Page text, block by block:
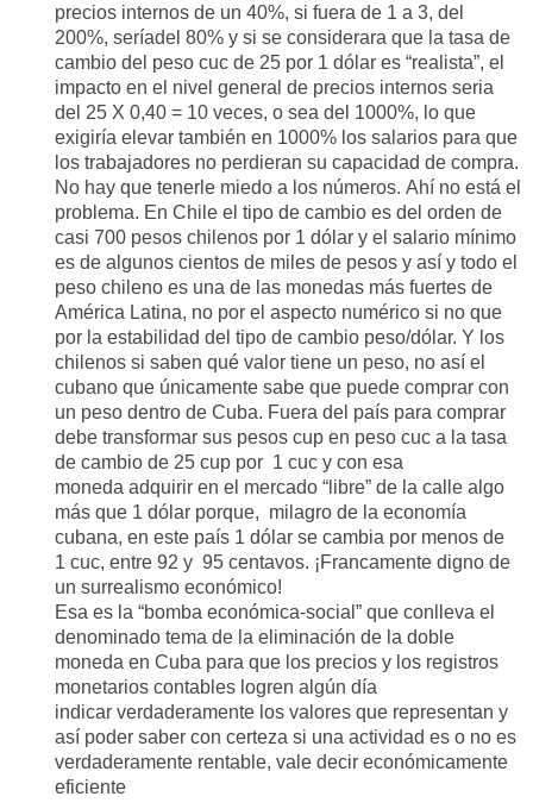
precios internos de un 40%, si fuera de 1 a 3, del
200%, seríade l 80% y si se considerara que la tasa de
cambio del peso cuc de 25 por 1 dólar es “realista”, el
impacto en el nivel general de precios internos seria
del 25 X 0,40 = 10 veces, o sea del 1000%, lo que
exigiría elevar también en 1000% los salarios para que
los trabajadores no perdieran su capacidad de compra.
No hay que tenerle miedo a los números. Ahí no está el
problema. En Chile el tipo de cambio es de l orden de
casi 700 pesos chilenos por 1 dólar y el salario mínimo
es de algunos cientos de miles de pesos y así y todo el
peso chileno es una de las monedas más fuertes de
América Latina, no por el aspecto numérico si no que
por la estabilidad del tipo de cambio peso/dólar. Y los
chilenos si saben qué valor tiene un peso, no así el
cubano que únicamente sabe que puede comprar con
un peso dentro de Cuba. Fuera del país para comprar
debe transformar sus pesos cup en peso cuc a la tasa
de cambio de 25 cup por 1 cuc y con esa
moneda adquirir en el mercado “libre” de la calle algo
más que 1 dólar porque, milagro de la economía
cubana, en este país 1 dólar se cambia por menos de
1 cuc, entre 92 y 95 centavos. ¡Francamente digno de
un surrealismo económico!
Esa es la “bomba económica-social” que conlleva el
denominado tema de la eliminación de la doble
moneda en Cuba para que los precios y los registros
monetarios contables logren algún día
indicar verdaderamente los valores que representan y
así poder saber con certeza si una actividad es o no es
verdaderamente rentable, vale decir económicamente
eficiente